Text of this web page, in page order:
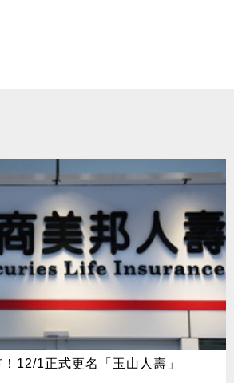
12/1正式更名「玉山人壽」